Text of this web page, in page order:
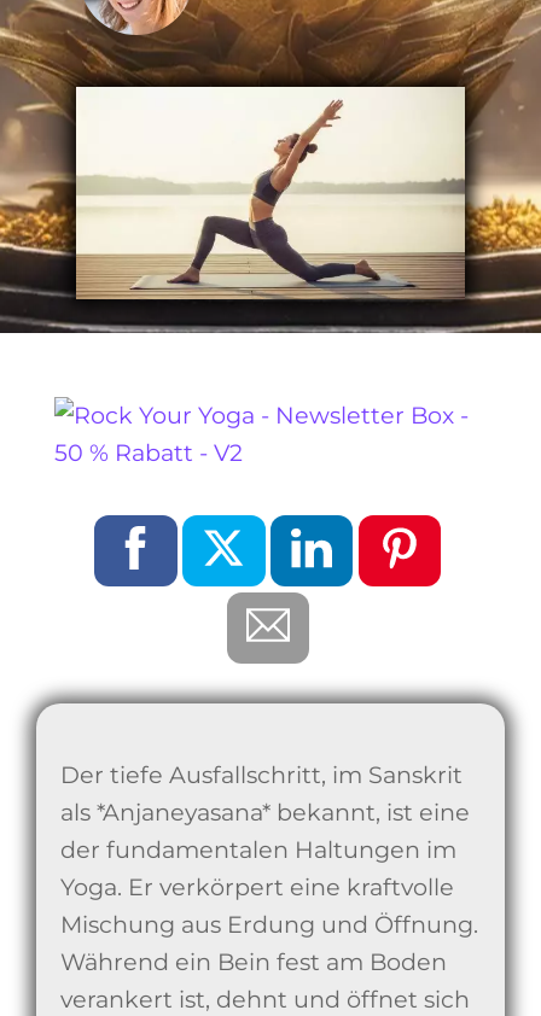
Der tiefe Ausfallschritt, im Sanskrit
als *Anjaneyasana* bekannt, ist eine
der fundamentalen Haltungen im
Yoga. Er verkörpert eine kraftvolle
Mischung aus Erdung und Öffnung.
Während ein Bein fest am Boden
verankert ist, dehnt und öffnet sich